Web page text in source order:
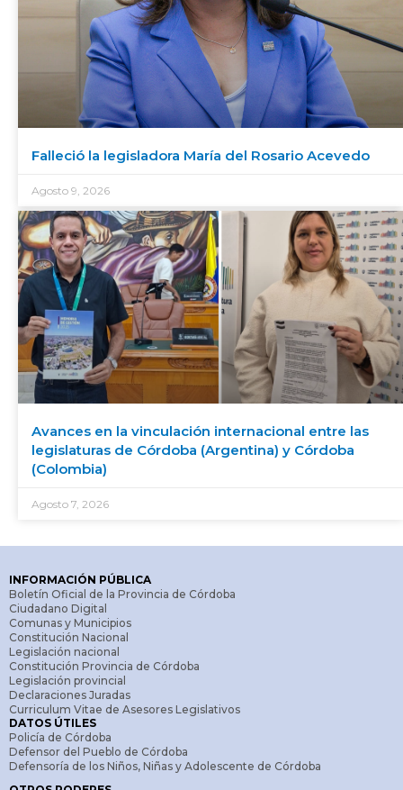
Falleció la legisladora María del Rosario Acevedo
Agosto 9, 2026
Avances en la vinculación internacional entre las
legislaturas de Córdoba (Argentina) y Córdoba
(Colombia)
Agosto 7, 2026
INFORMACIÓN PÚBLICA
Boletín Oficial de la Provincia de Córdoba
Ciudadano Digital
Comunas y Municipios
Constitución Nacional
Legislación nacional
Constitución Provincia de Córdoba
Legislación provincial
Declaraciones Juradas
Curriculum Vitae de Asesores Legislativos
DATOS ÚTILES
Policía de Córdoba
Defensor del Pueblo de Córdoba
Defensoría de los Niños, Niñas y Adolescente de Córdoba